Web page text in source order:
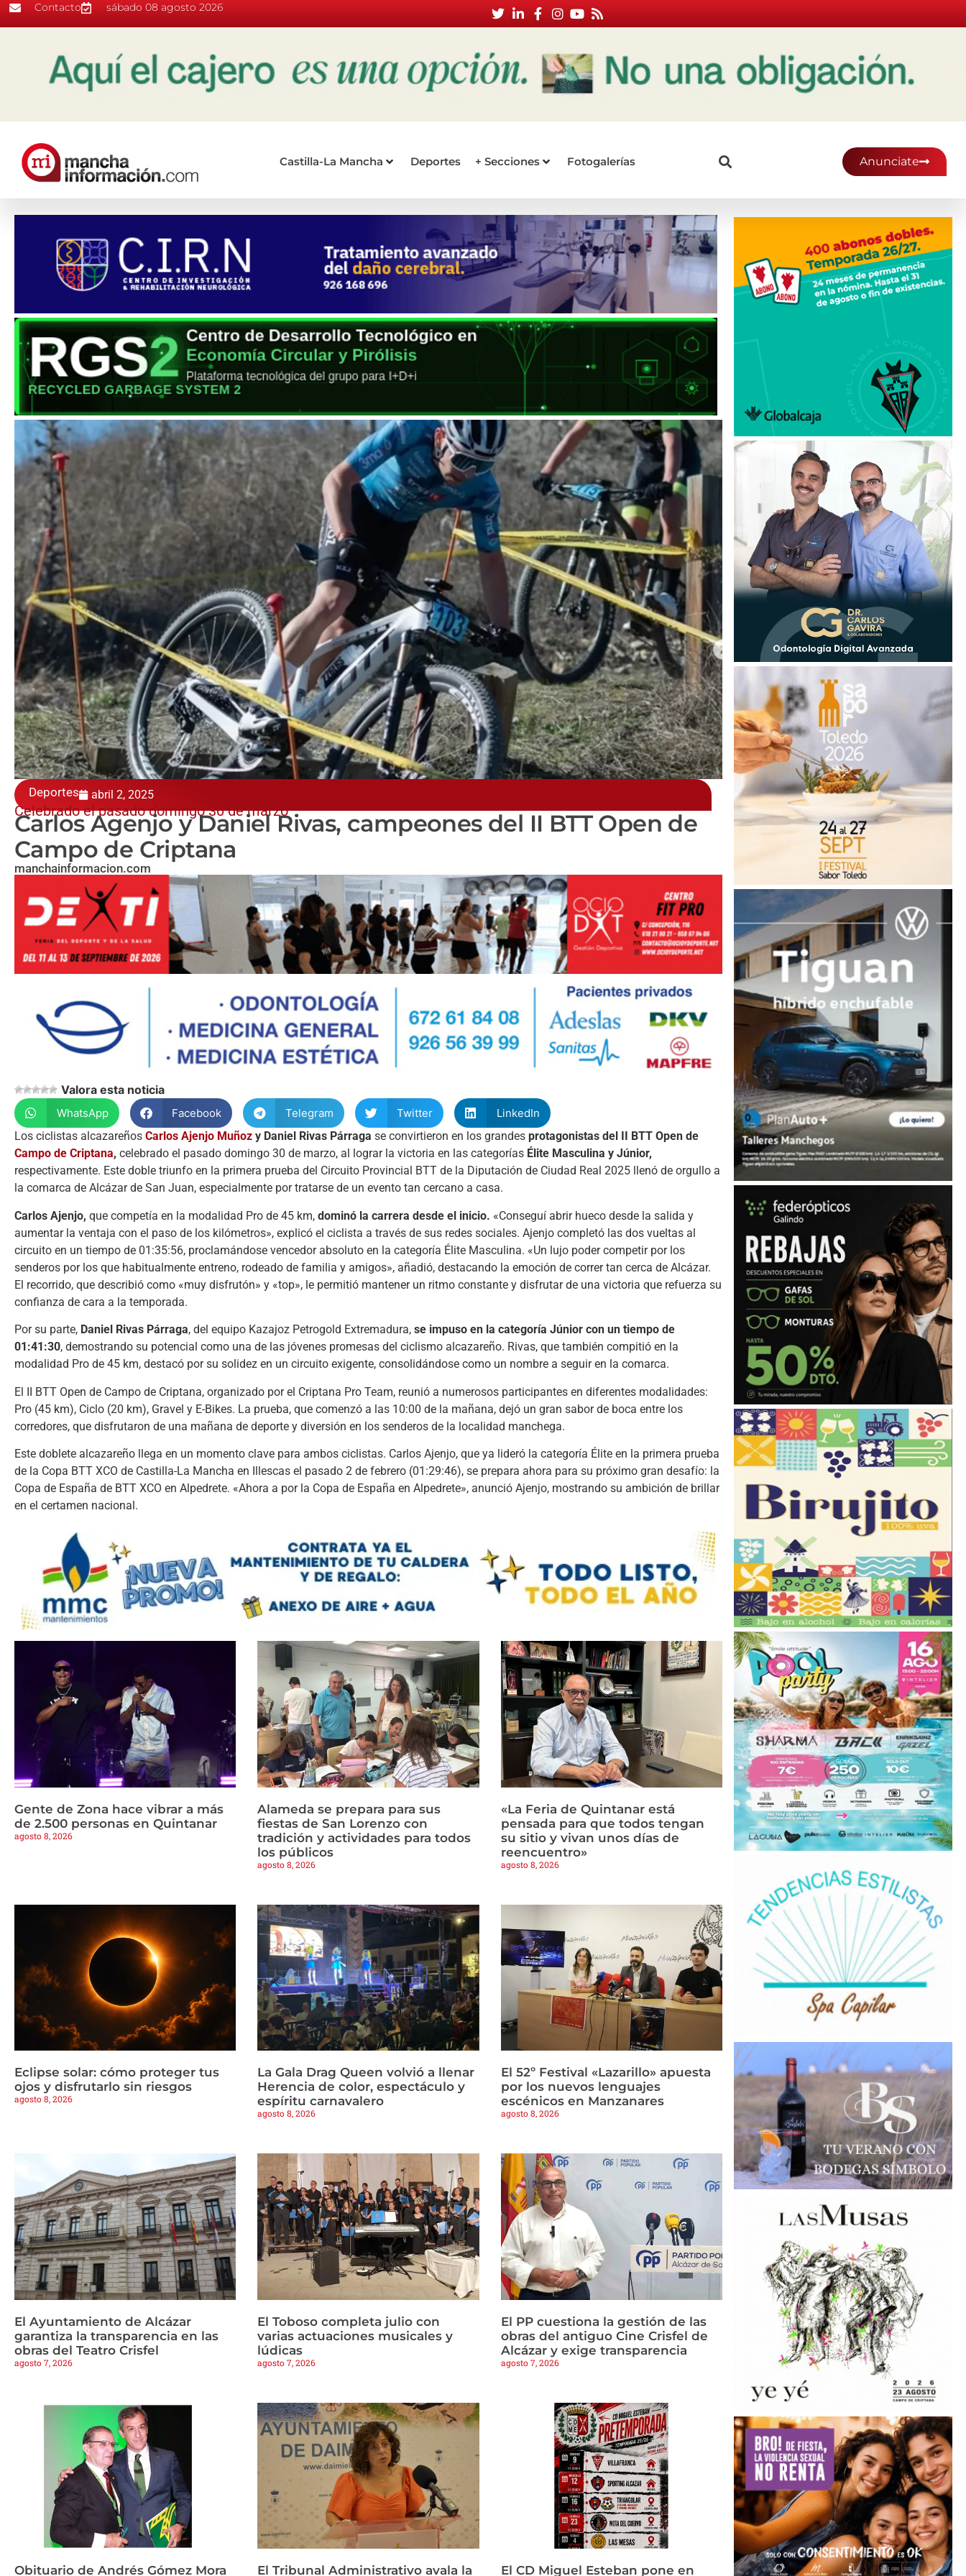
Contacto sábado 08 agosto 2026
Castilla-La Mancha Deportes + Secciones Fotogalerías Anunciate
Deportes abril 2, 2025
Celebrado el pasado domingo 30 de marzo
Carlos Agenjo y Daniel Rivas, campeones del II BTT Open de
Campo de Criptana
manchainformacion.com
Valora esta noticia
WhatsApp Facebook Telegram Twitter
LinkedIn
Los ciclistas alcazareños Carlos Ajenjo Muñoz y Daniel Rivas Párraga se convirtieron en los grandes protagonistas del II BTT Open de
Campo de Criptana, celebrado el pasado domingo 30 de marzo, al lograr la victoria en las categorías Élite Masculina y Júnior,
respectivamente. Este doble triunfo en la primera prueba del Circuito Provincial BTT de la Diputación de Ciudad Real 2025 llenó de orgullo a
la comarca de Alcázar de San Juan, especialmente por tratarse de un evento tan cercano a casa.
Carlos Ajenjo, que competía en la modalidad Pro de 45 km, dominó la carrera desde el inicio. «Conseguí abrir hueco desde la salida y
aumentar la ventaja con el paso de los kilómetros», explicó el ciclista a través de sus redes sociales. Ajenjo completó las dos vueltas al
circuito en un tiempo de 01:35:56, proclamándose vencedor absoluto en la categoría Élite Masculina. «Un lujo poder competir por los
senderos por los que habitualmente entreno, rodeado de familia y amigos», añadió, destacando la emoción de correr tan cerca de Alcázar.
El recorrido, que describió como «muy disfrutón» y «top», le permitió mantener un ritmo constante y disfrutar de una victoria que refuerza su
confianza de cara a la temporada.
Por su parte, Daniel Rivas Párraga, del equipo Kazajoz Petrogold Extremadura, se impuso en la categoría Júnior con un tiempo de
01:41:30, demostrando su potencial como una de las jóvenes promesas del ciclismo alcazareño. Rivas, que también compitió en la
modalidad Pro de 45 km, destacó por su solidez en un circuito exigente, consolidándose como un nombre a seguir en la comarca.
El II BTT Open de Campo de Criptana, organizado por el Criptana Pro Team, reunió a numerosos participantes en diferentes modalidades:
Pro (45 km), Ciclo (20 km), Gravel y E-Bikes. La prueba, que comenzó a las 10:00 de la mañana, dejó un gran sabor de boca entre los
corredores, que disfrutaron de una mañana de deporte y diversión en los senderos de la localidad manchega.
Este doblete alcazareño llega en un momento clave para ambos ciclistas. Carlos Ajenjo, que ya lideró la categoría Élite en la primera prueba
de la Copa BTT XCO de Castilla-La Mancha en Illescas el pasado 2 de febrero (01:29:46), se prepara ahora para su próximo gran desafío: la
Copa de España de BTT XCO en Alpedrete. «Ahora a por la Copa de España en Alpedrete», anunció Ajenjo, mostrando su ambición de brillar
en el certamen nacional.
Gente de Zona hace vibrar a más
de 2.500 personas en Quintanar
agosto 8, 2026
Alameda se prepara para sus
fiestas de San Lorenzo con
tradición y actividades para todos
los públicos
agosto 8, 2026
«La Feria de Quintanar está
pensada para que todos tengan
su sitio y vivan unos días de
reencuentro»
agosto 8, 2026
Eclipse solar: cómo proteger tus
ojos y disfrutarlo sin riesgos
agosto 8, 2026
La Gala Drag Queen volvió a llenar
Herencia de color, espectáculo y
espíritu carnavalero
agosto 8, 2026
El 52º Festival «Lazarillo» apuesta
por los nuevos lenguajes
escénicos en Manzanares
agosto 8, 2026
El Ayuntamiento de Alcázar
garantiza la transparencia en las
obras del Teatro Crisfel
agosto 7, 2026
El Toboso completa julio con
varias actuaciones musicales y
lúdicas
agosto 7, 2026
El PP cuestiona la gestión de las
obras del antiguo Cine Crisfel de
Alcázar y exige transparencia
agosto 7, 2026
Obituario de Andrés Gómez Mora El Tribunal Administrativo avala la El CD Miguel Esteban pone en